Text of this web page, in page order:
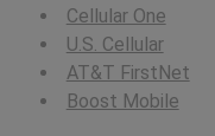
Cellular One
U.S. Cellular
AT&T FirstNet
Boost Mobile